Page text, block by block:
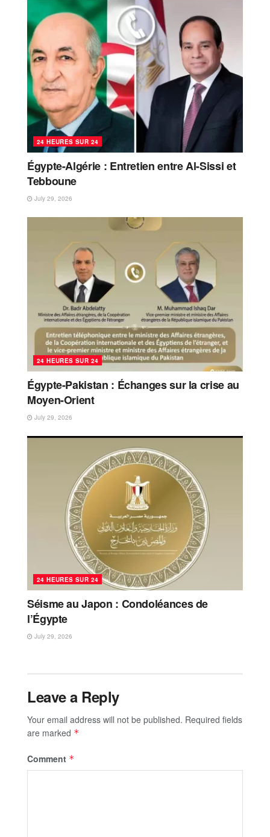
24 HEURES SUR 24
Égypte-Algérie : Entretien entre Al-Sissi et
Tebboune
July 29, 2026
24 HEURES SUR 24
Égypte-Pakistan : Échanges sur la crise au
Moyen-Orient
July 29, 2026
24 HEURES SUR 24
Séisme au Japon : Condoléances de
l’Égypte
July 29, 2026
Leave a Reply
Your email address will not be published. Required fields
are marked *
Comment *